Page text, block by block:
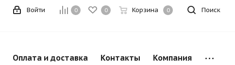
Поиск
0 0 Корзина 0
Войти
Оплата и доставка Контакты Компания